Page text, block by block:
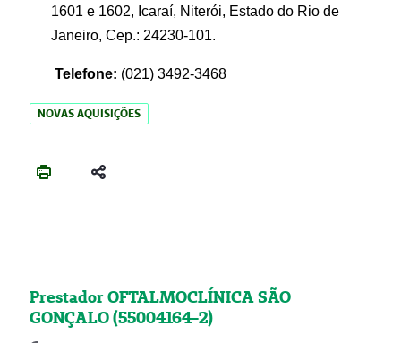
1601 e 1602, Icaraí, Niterói, Estado do Rio de
Janeiro, Cep.: 24230-101.
Telefone: (021) 3492-3468
NOVAS AQUISIÇÕES
Prestador OFTALMOCLÍNICA SÃO
GONÇALO (55004164-2)